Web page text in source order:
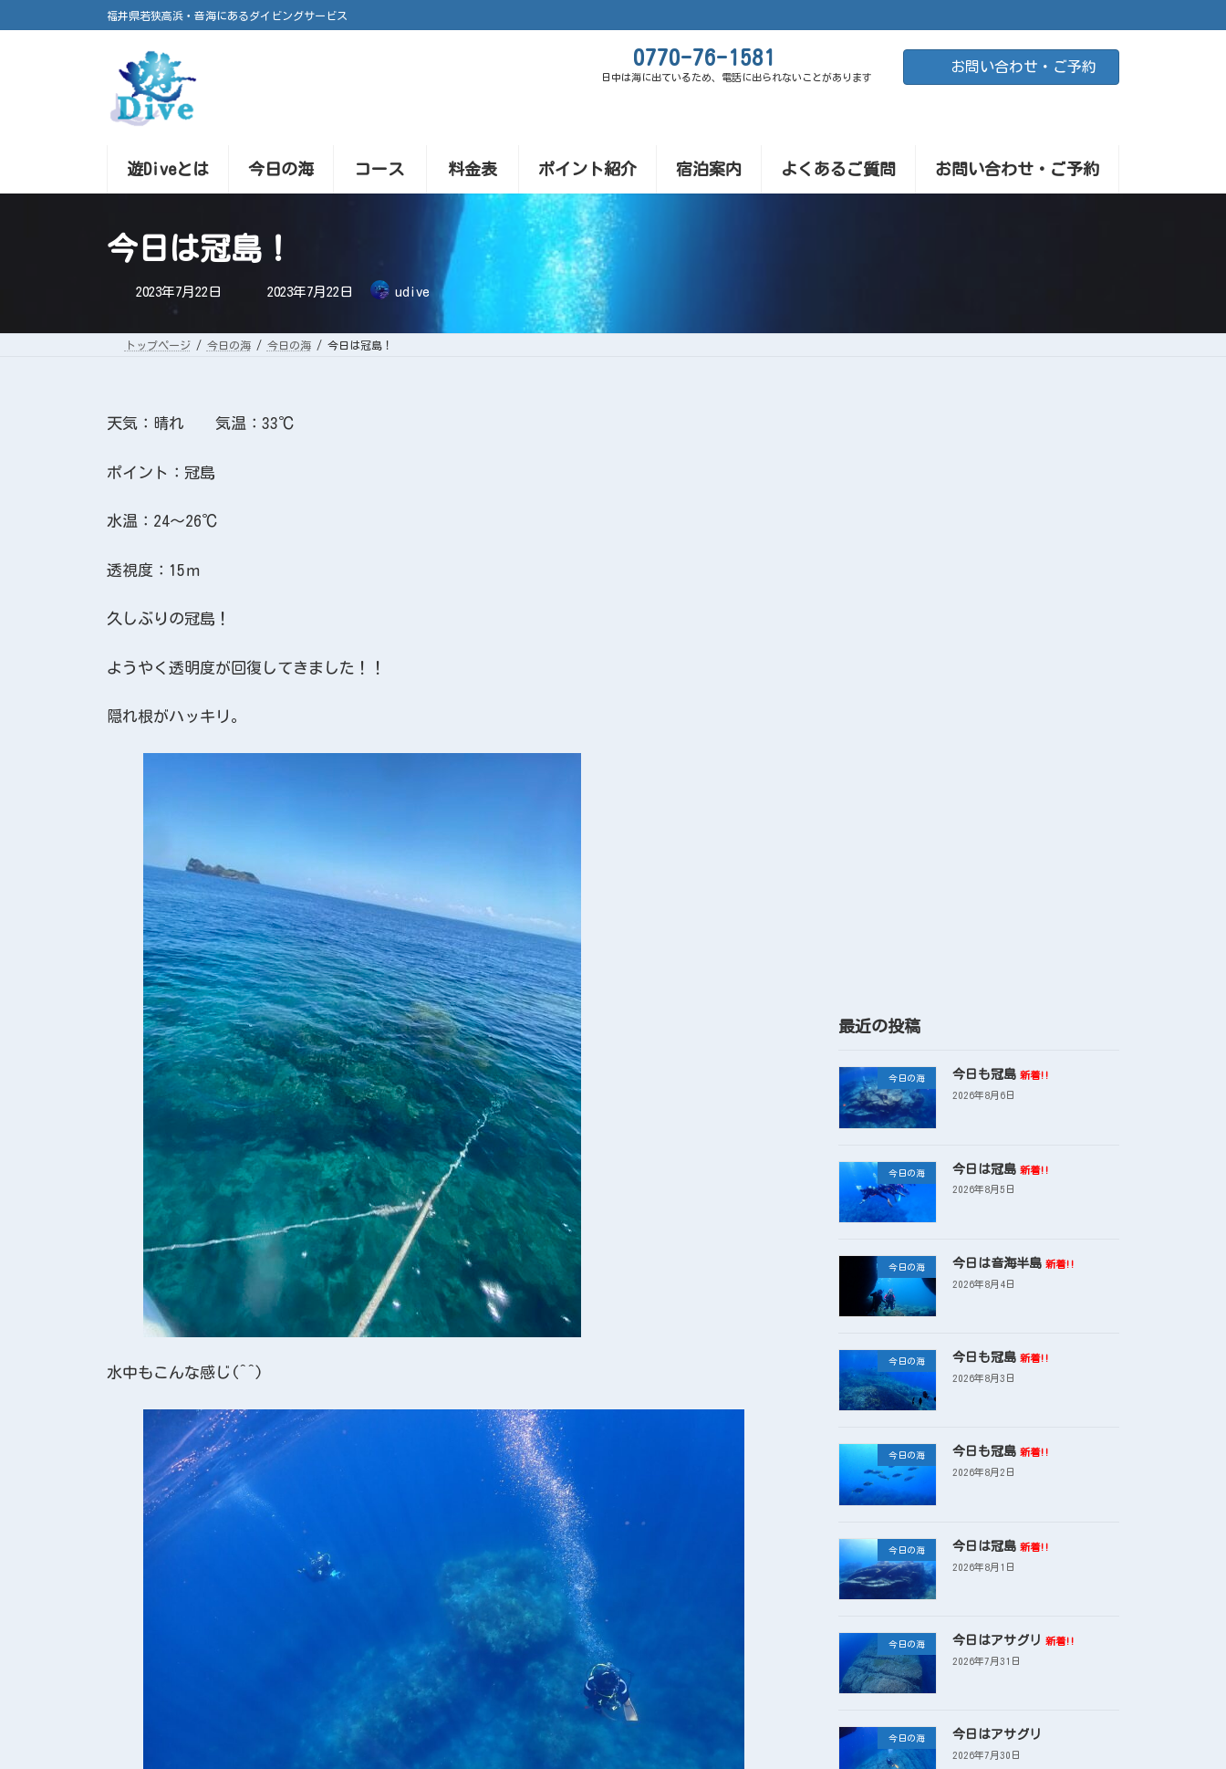
福井県若狭高浜・音海にあるダイビングサービス
0770-76-1581
日中は海に出ているため、電話に出られないことがあります
お問い合わせ・ご予約
遊Diveとは 今日の海 コース 料金表 ポイント紹介 宿泊案内 よくあるご質問 お問い合わせ・ご予約
今日は冠島！
2023年7月22日
最
終
日
時
2023年7月22日 udive
トップページ 今日の海 今日の海 今日は冠島！
天気：晴れ 気温：33℃
ポイント：冠島
水温：24～26℃
透視度：15ｍ
久しぶりの冠島！
ようやく透明度が回復してきました！！
隠れ根がハッキリ。
水中もこんな感じ(^^)
最近の投稿
今日の海 今日も冠島 新着!!
2026年8月6日
今日の海 今日は冠島 新着!!
2026年8月5日
今日の海 今日は音海半島 新着!!
2026年8月4日
今日の海 今日も冠島 新着!!
2026年8月3日
今日の海 今日も冠島 新着!!
2026年8月2日
今日の海 今日は冠島 新着!!
2026年8月1日
今日の海 今日はアサグリ 新着!!
2026年7月31日
今日の海 今日はアサグリ
2026年7月30日